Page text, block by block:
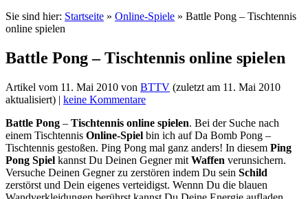
Sie sind hier: Startseite » Online-Spiele » Battle Pong – Tischtennis
online spielen
Battle Pong – Tischtennis online spielen
Artikel vom 11. Mai 2010 von BTTV (zuletzt am 11. Mai 2010
aktualisiert) | keine Kommentare
Battle Pong – Tischtennis online spielen. Bei der Suche nach
einem Tischtennis Online-Spiel bin ich auf Da Bomb Pong –
Tischtennis gestoßen. Ping Pong mal ganz anders! In diesem Ping
Pong Spiel kannst Du Deinen Gegner mit Waffen verunsichern.
Versuche Deinen Gegner zu zerstören indem Du sein Schild
zerstörst und Dein eigenes verteidigst. Wennn Du die blauen